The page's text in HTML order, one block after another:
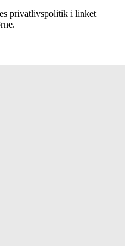
privatlivspolitik i linket